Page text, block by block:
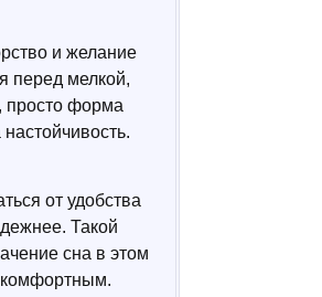
и желание
перед мелкой,
просто форма
от удобства
Такой
сна в этом